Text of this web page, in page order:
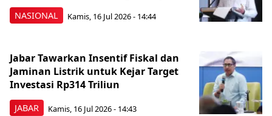
NASIONAL Kamis, 16 Jul 2026 - 14:44
JABAR
Jabar Tawarkan Insentif Fiskal dan
Jaminan Listrik untuk Kejar Target
Investasi Rp314 Triliun
Kamis, 16 Jul 2026 - 14:43